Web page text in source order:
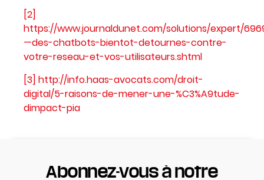
[2]
https://www.journaldunet.com/solutions/expert/
—des-chatbots-bientot-detournes-contre-
votre-reseau-et-vos-utilisateurs.shtml
[3] http://info.haas-avocats.com/droit-
digital/5-raisons-de-mener-une-%C3%A9tude-
dimpact-pia
Abonnez-vous à notre